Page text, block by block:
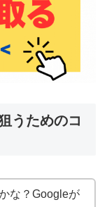
うためのコ
な？Googleが